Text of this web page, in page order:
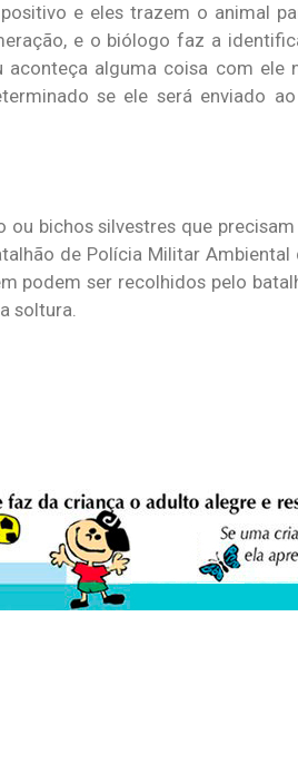
e eles trazem o animal
e o biólogo faz a
alguma coisa com ele
se ele será enviado
bichos silvestres que
de Polícia Militar Ambiental
podem ser recolhidos pelo
soltura.